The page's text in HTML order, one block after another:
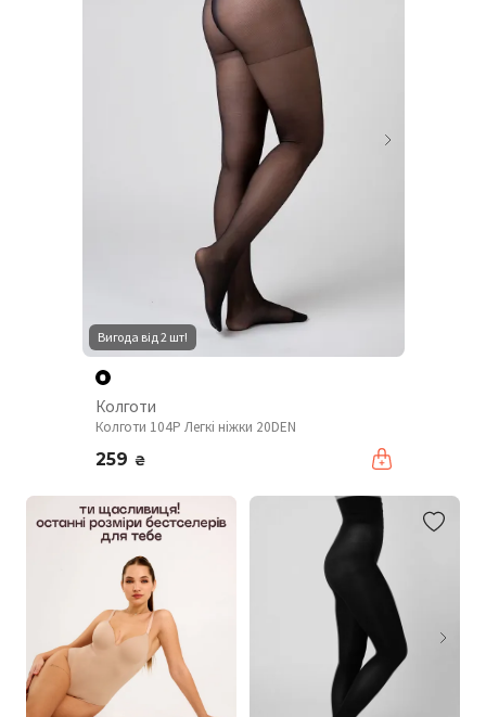
Вигода від 2 шт!
Колготи
Колготи 104P Легкі ніжки 20DEN
259 ₴